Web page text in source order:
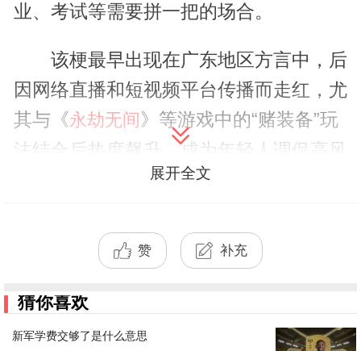
业、考试等需要拼一把的场合。
该梗最早出现在广东地区方言中，后
因网络直播和短视频平台传播而走红，尤
其与《永劫无间》等游戏中的“赌装备”玩
法结合后热度飙升，成为年轻人调侃高风
险决策时的幽默表达。
展开全文
赞 补充
猜你喜欢
新军学费交够了是什么意思